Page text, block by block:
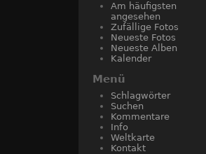
Am häufigsten
angesehen
Zufällige Fotos
Neueste Fotos
Neueste Alben
Kalender
Menü
Schlagwörter
Suchen
Kommentare
Info
Weltkarte
Kontakt